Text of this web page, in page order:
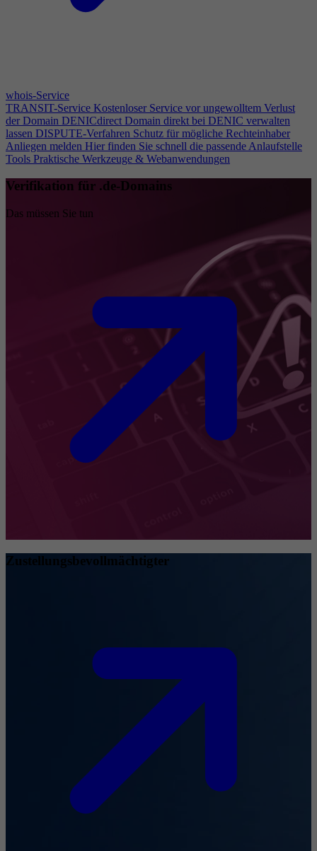
whois-Service
TRANSIT-Service Kostenloser Service vor ungewolltem Verlust
der Domain DENICdirect Domain direkt bei DENIC verwalten
lassen DISPUTE-Verfahren Schutz für mögliche Rechteinhaber
Anliegen melden Hier finden Sie schnell die passende Anlaufstelle
Tools Praktische Werkzeuge & Webanwendungen
Verifikation für .de-Domains
Das müssen Sie tun
Zustellungsbevollmächtigter